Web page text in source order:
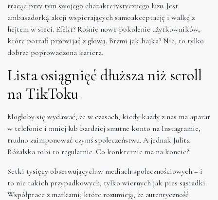
tracąc przy tym swojego charakterystycznego luzu. Jest
ambasadorką akcji wspierających samoakceptację i walkę z
hejtem w sieci. Efekt? Rośnie nowe pokolenie użytkowników,
które potrafi przewijać z głową. Brzmi jak bajka? Nie, to tylko
dobrze poprowadzona kariera.
Lista osiągnięć dłuższa niż scroll
na TikToku
Mogłoby się wydawać, że w czasach, kiedy każdy z nas ma aparat
w telefonie i mniej lub bardziej smutne konto na Instagramie,
trudno zaimponować czymś społeczeństwu. A jednak Julita
Różalska robi to regularnie. Co konkretnie ma na koncie?
Setki tysięcy obserwujących w mediach społecznościowych – i
to nie takich przypadkowych, tylko wiernych jak pies sąsiadki.
Współprace z markami, które rozumieją, że autentyczność